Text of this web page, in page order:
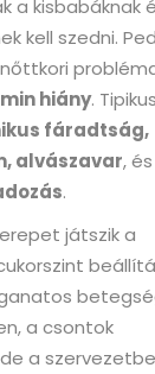
a kisbabáknak
kell szedni.
hiány.
fáradtság,
alvászavar,
.
játszik a
a csontok
a